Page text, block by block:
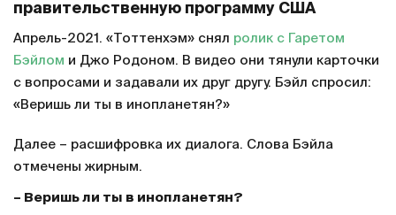
правительственную программу США
Апрель-2021. «Тоттенхэм» снял ролик с Гаретом
Бэйлом и Джо Родоном. В видео они тянули карточки
с вопросами и задавали их друг другу. Бэйл спросил:
«Веришь ли ты в инопланетян?»
Далее – расшифровка их диалога. Слова Бэйла
отмечены жирным.
– Веришь ли ты в инопланетян?